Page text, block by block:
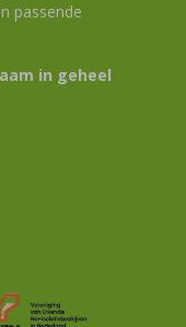
passende
in geheel